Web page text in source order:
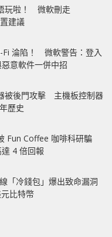
玩啦！ 微軟刪走
建議
Fi 淪陷！ 微軟警告：登入
意軟件一併中招
被後門攻擊 主機板控制器
歷史
Fun Coffee 咖啡科研騙
4 倍回報
「冷錢包」爆出致命漏洞
比特幣